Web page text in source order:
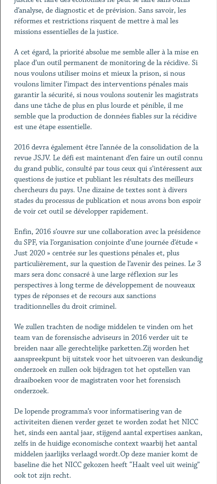
d’analyse, de diagnostic et de prévision. Sans savoir, les
réformes et restrictions risquent de mettre à mal les
missions essentielles de la justice.
A cet égard, la priorité absolue me semble aller à la mise en
place d’un outil permanent de monitoring de la récidive. Si
nous voulons utiliser moins et mieux la prison, si nous
voulons limiter l’impact des interventions pénales mais
garantir la sécurité, si nous voulons soutenir les magistrats
dans une tâche de plus en plus lourde et pénible, il me
semble que la production de données fiables sur la récidive
est une étape essentielle.
2016 devra également être l’année de la consolidation de la
revue JSJV. Le défi est maintenant d’en faire un outil connu
du grand public, consulté par tous ceux qui s’intéressent aux
questions de justice et publiant les résultats des meilleurs
chercheurs du pays. Une dizaine de textes sont à divers
stades du processus de publication et nous avons bon espoir
de voir cet outil se développer rapidement.
Enfin, 2016 s’ouvre sur une collaboration avec la présidence
du SPF, via l’organisation conjointe d’une journée d’étude «
Just 2020 » centrée sur les questions pénales et, plus
particulièrement, sur la question de l’avenir des peines. Le 3
mars sera donc consacré à une large réflexion sur les
perspectives à long terme de développement de nouveaux
types de réponses et de recours aux sanctions
traditionnelles du droit criminel.
We zullen trachten de nodige middelen te vinden om het
team van de forensische adviseurs in 2016 verder uit te
breiden naar alle gerechtelijke parketten.Zij worden het
aanspreekpunt bij uitstek voor het uitvoeren van deskundig
onderzoek en zullen ook bijdragen tot het opstellen van
draaiboeken voor de magistraten voor het forensisch
onderzoek.
De lopende programma’s voor informatisering van de
activiteiten dienen verder gezet te worden zodat het NICC
het, sinds een aantal jaar, stijgend aantal expertises aankan,
zelfs in de huidige economische context waarbij het aantal
middelen jaarlijks verlaagd wordt.Op deze manier komt de
baseline die het NICC gekozen heeft “Haalt veel uit weinig”
ook tot zijn recht.